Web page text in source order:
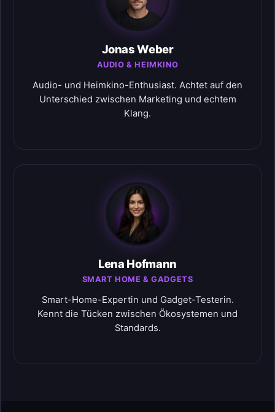
Jonas Weber
AUDIO & HEIMKINO
Audio- und Heimkino-Enthusiast. Achtet auf den
Unterschied zwischen Marketing und echtem
Klang.
Lena Hofmann
SMART HOME & GADGETS
Smart-Home-Expertin und Gadget-Testerin.
Kennt die Tücken zwischen Ökosystemen und
Standards.